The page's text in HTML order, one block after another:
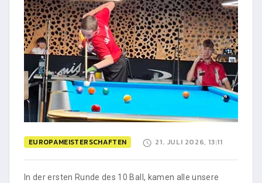
EUROPAMEISTERSCHAFTEN 21. JULI 2026, 13:11
In der ersten Runde des 10 Ball, kamen alle unsere